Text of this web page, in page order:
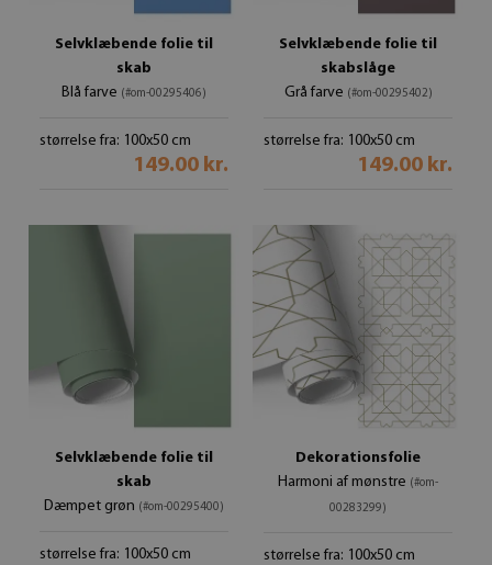
Selvklæbende folie til
skab
Blå farve (#om-00295406)
størrelse fra: 100x50 cm
149.00 kr.
Selvklæbende folie til
skabslåge
Grå farve (#om-00295402)
størrelse fra: 100x50 cm
149.00 kr.
Selvklæbende folie til
skab
Dæmpet grøn (#om-00295400)
størrelse fra: 100x50 cm
Dekorationsfolie
Harmoni af mønstre (#om-
00283299)
størrelse fra: 100x50 cm